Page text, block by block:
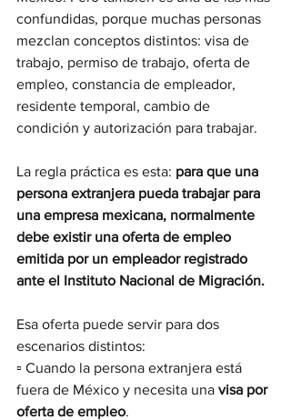
confundidas, porque muchas personas
mezclan conceptos distintos: visa de
trabajo, permiso de trabajo, oferta de
empleo, constancia de empleador,
residente temporal, cambio de
condición y autorización para trabajar.
La regla práctica es esta: para que una
persona extranjera pueda trabajar para
una empresa mexicana, normalmente
debe existir una oferta de empleo
emitida por un empleador registrado
ante el Instituto Nacional de Migración.
Esa oferta puede servir para dos
escenarios distintos:
▫️ Cuando la persona extranjera está
fuera de México y necesita una visa por
oferta de empleo.